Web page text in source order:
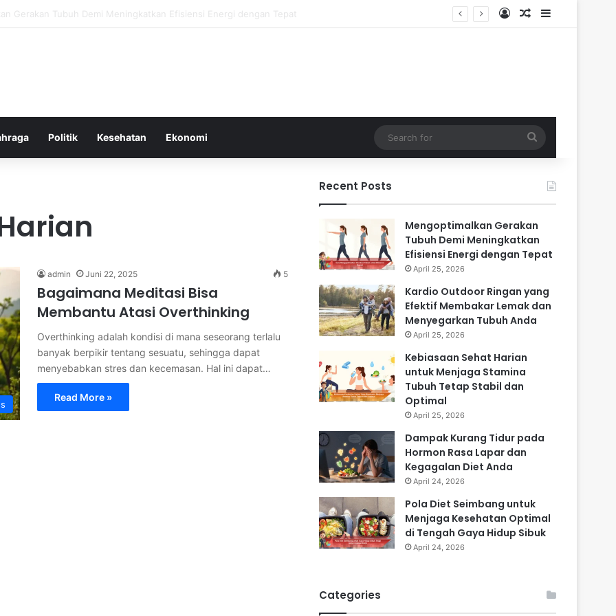
Ringan yang Efektif Membakar Lemak dan Menyegarkan Tubuh Anda Log InRandom Article
Sidebar
Politik Kesehatan Ekonomi
for
admin Juni 22, 2025 5
Bagaimana Meditasi Bisa
Membantu Atasi Overthinking
Overthinking adalah kondisi di mana seseorang terlalu
banyak berpikir tentang sesuatu, sehingga dapat
menyebabkan stres dan kecemasan. Hal ini dapat…
Read More »
Recent Posts
Mengoptimalkan Gerakan
Tubuh Demi Meningkatkan
Efisiensi Energi dengan Tepat
April 25, 2026
Kardio Outdoor Ringan yang
Efektif Membakar Lemak dan
Menyegarkan Tubuh Anda
April 25, 2026
Kebiasaan Sehat Harian
untuk Menjaga Stamina
Tubuh Tetap Stabil dan
Optimal
April 25, 2026
Dampak Kurang Tidur pada
Hormon Rasa Lapar dan
Kegagalan Diet Anda
April 24, 2026
Pola Diet Seimbang untuk
Menjaga Kesehatan Optimal
di Tengah Gaya Hidup Sibuk
April 24, 2026
Categories